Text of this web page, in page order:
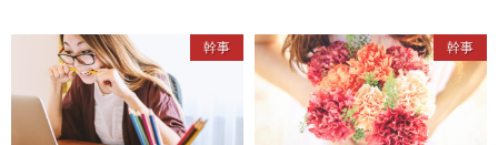
幹事 幹事